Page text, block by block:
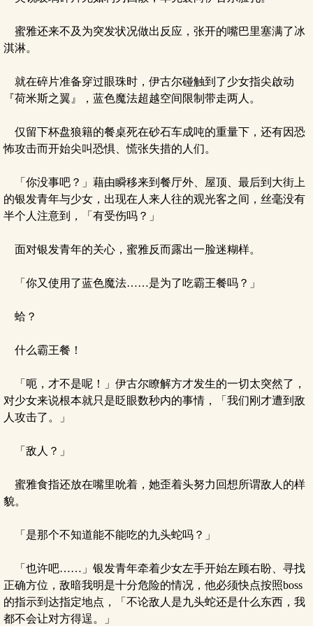
蜜雅还来不及为突发状况做出反应，张开的嘴巴里塞满了冰
淇淋。
就在碎片准备穿过眼珠时，伊古尔碰触到了少女指尖啟动
『荷米斯之翼』，蓝色魔法超越空间限制带走两人。
仅留下杯盘狼籍的餐桌死在砂石车成吨的重量下，还有因恐
怖攻击而开始尖叫恐惧、慌张失措的人们。
「你没事吧？」藉由瞬移来到餐厅外、屋顶、最后到大街上
的银发青年与少女，出现在人来人往的观光客之间，丝毫没有
半个人注意到，「有受伤吗？」
面对银发青年的关心，蜜雅反而露出一脸迷糊样。
「你又使用了蓝色魔法……是为了吃霸王餐吗？」
蛤？
什么霸王餐！
「呃，才不是呢！」伊古尔瞭解方才发生的一切太突然了，
对少女来说根本就只是眨眼数秒内的事情，「我们刚才遭到敌
人攻击了。」
「敌人？」
蜜雅食指还放在嘴里吮着，她歪着头努力回想所谓敌人的样
貌。
「是那个不知道能不能吃的九头蛇吗？」
「也许吧……」银发青年牵着少女左手开始左顾右盼、寻找
正确方位，敌暗我明是十分危险的情况，他必须快点按照boss
的指示到达指定地点，「不论敌人是九头蛇还是什么东西，我
都不会让对方得逞。」